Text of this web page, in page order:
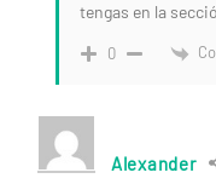
tengas en la
0
Alexander